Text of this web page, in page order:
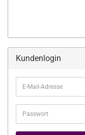
Kundenlogin
E-
Mail-
Adresse
Passwort